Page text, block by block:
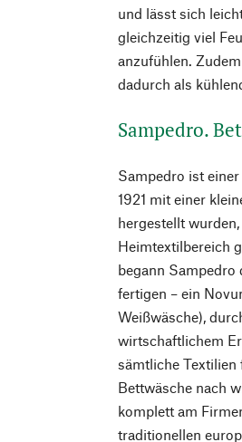
und lässt sich
gleichzeitig viel
anzufühlen.
dadurch als
Sampedro.
Sampedro ist
1921 mit einer
hergestellt
Heimtextilbereich
begann Sampedro
fertigen – ein
Weißwäsche),
wirtschaftlichem
sämtliche Textilien
Bettwäsche nach
komplett am
traditionellen